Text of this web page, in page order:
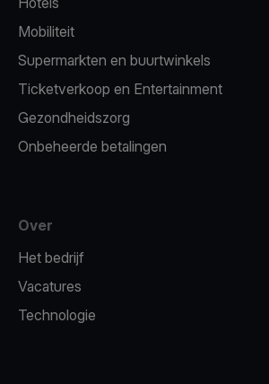
Mobiliteit
Supermarkten en buurtwinkels
Ticketverkoop en Entertainment
Gezondheidszorg
Onbeheerde betalingen
Over
Het bedrijf
Vacatures
Technologie